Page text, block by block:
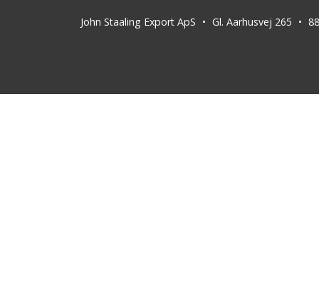
John Staaling Export ApS Gl. Aarhusvej 265